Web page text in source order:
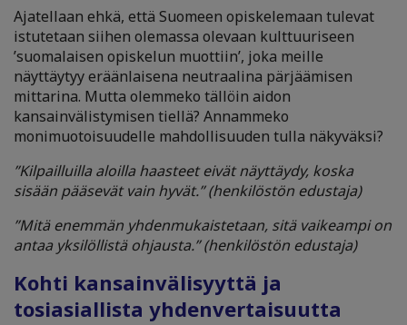
Ajatellaan ehkä, että Suomeen opiskelemaan tulevat
istutetaan siihen olemassa olevaan kulttuuriseen
’suomalaisen opiskelun muottiin’, joka meille
näyttäytyy eräänlaisena neutraalina pärjäämisen
mittarina. Mutta olemmeko tällöin aidon
kansainvälistymisen tiellä? Annammeko
monimuotoisuudelle mahdollisuuden tulla näkyväksi?
”Kilpailluilla aloilla haasteet eivät näyttäydy, koska
sisään pääsevät vain hyvät.” (henkilöstön edustaja)
”Mitä enemmän yhdenmukaistetaan, sitä vaikeampi on
antaa yksilöllistä ohjausta.” (henkilöstön edustaja)
Kohti kansainvälisyyttä ja
tosiasiallista yhdenvertaisuutta